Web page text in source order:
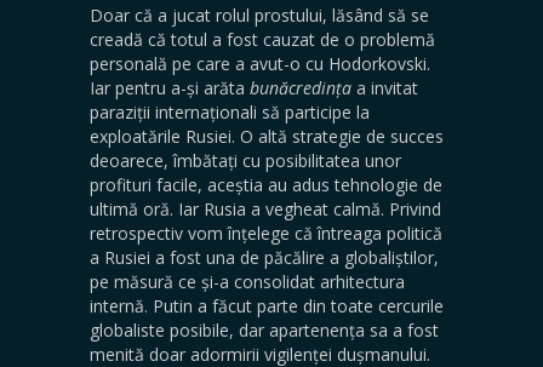
Doar că a jucat rolul prostului, lăsând să se
creadă că totul a fost cauzat de o problemă
personală pe care a avut-o cu Hodorkovski.
Iar pentru a-și arăta bunăcredința a invitat
paraziții internaționali să participe la
exploatările Rusiei. O altă strategie de succes
deoarece, îmbătați cu posibilitatea unor
profituri facile, aceștia au adus tehnologie de
ultimă oră. Iar Rusia a vegheat calmă. Privind
retrospectiv vom înțelege că întreaga politică
a Rusiei a fost una de păcălire a globaliștilor,
pe măsură ce și-a consolidat arhitectura
internă. Putin a făcut parte din toate cercurile
globaliste posibile, dar apartenența sa a fost
menită doar adormirii vigilenței dușmanului.